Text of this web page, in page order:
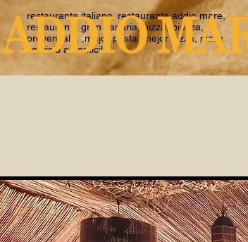
restaurante italiano, restaurante addio mare,
restaurante gran canaria, pizza, piazza,
provencale, ,mejor pasta, mejor pizza, pizza
servicio a domicilio